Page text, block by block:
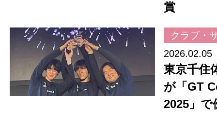
賞
クラブ・
2026.02.05
東京千住
が「GT
2025」で